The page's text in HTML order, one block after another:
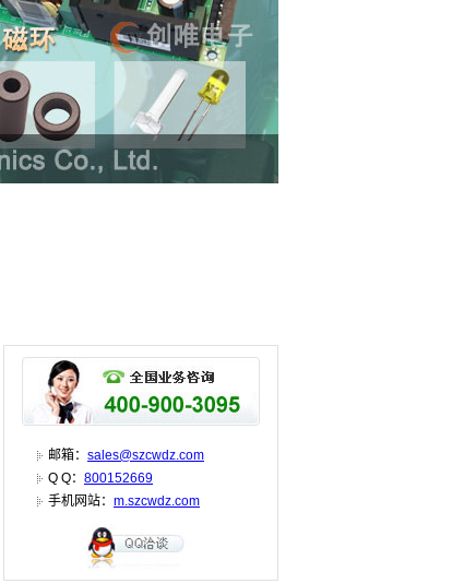
邮箱： sales@szcwdz.com
Q Q： 800152669
手机网站： m.szcwdz.com